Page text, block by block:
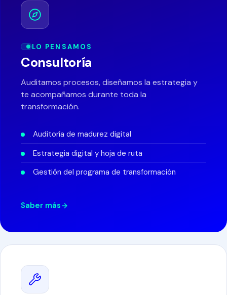
LO PENSAMOS
Consultoría
Auditamos procesos, diseñamos la estrategia y
te acompañamos durante toda la
transformación.
Auditoría de madurez digital
Estrategia digital y hoja de ruta
Gestión del programa de transformación
Saber más